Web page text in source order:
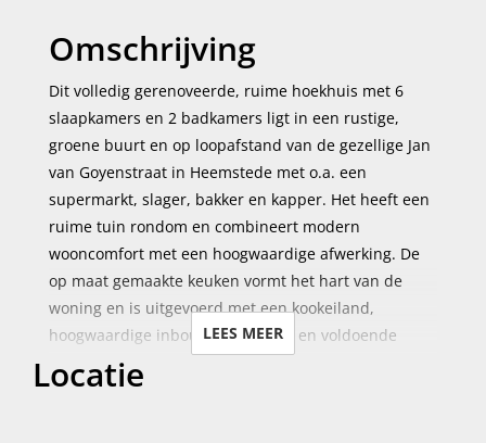
Omschrijving
Dit volledig gerenoveerde, ruime hoekhuis met 6
slaapkamers en 2 badkamers ligt in een rustige,
groene buurt en op loopafstand van de gezellige Jan
van Goyenstraat in Heemstede met o.a. een
supermarkt, slager, bakker en kapper. Het heeft een
ruime tuin rondom en combineert modern
wooncomfort met een hoogwaardige afwerking. De
op maat gemaakte keuken vormt het hart van de
woning en is uitgevoerd met een kookeiland,
hoogwaardige inbouwapparatuur en voldoende
kastruimte en geeft toegang tot het zonnige terras in
de achtertuin. Het centrum van Heemstede en
LEES MEER
Locatie